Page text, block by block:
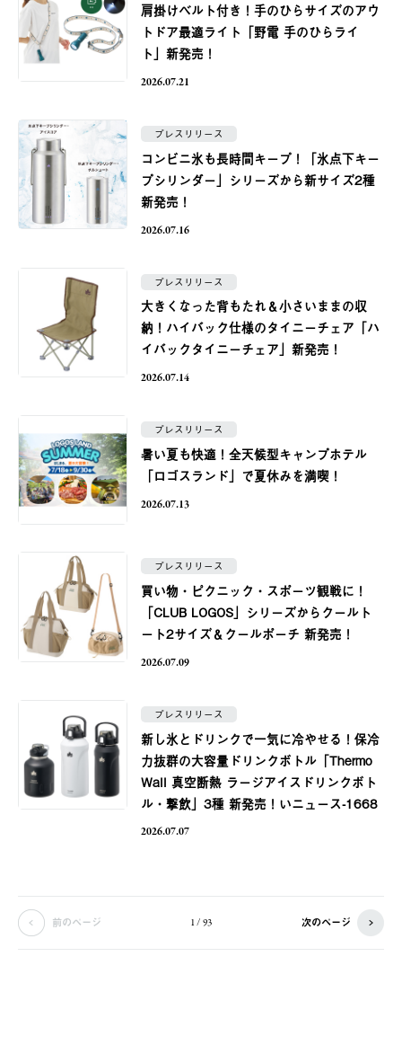
肩掛けベルト付き！手のひらサイズのアウ
トドア最適ライト「野電 手のひらライ
ト」新発売！
2026.07.21
プレスリリース
コンビニ氷も長時間キープ！「氷点下キー
プシリンダー」シリーズから新サイズ2種
新発売！
2026.07.16
プレスリリース
大きくなった背もたれ＆小さいままの収
納！ハイバック仕様のタイニーチェア「ハ
イバックタイニーチェア」新発売！
2026.07.14
プレスリリース
暑い夏も快適！全天候型キャンプホテル
「ロゴスランド」で夏休みを満喫！
2026.07.13
プレスリリース
買い物・ピクニック・スポーツ観戦に！
「CLUB LOGOS」シリーズからクールト
ート2サイズ＆クールポーチ 新発売！
2026.07.09
プレスリリース
新し氷とドリンクで一気に冷やせる！保冷
力抜群の大容量ドリンクボトル「Thermo
Wall 真空断熱 ラージアイスドリンクボト
ル・撃飲」3種 新発売！いニュース-1668
2026.07.07
前のページ 1 / 93 次のページ